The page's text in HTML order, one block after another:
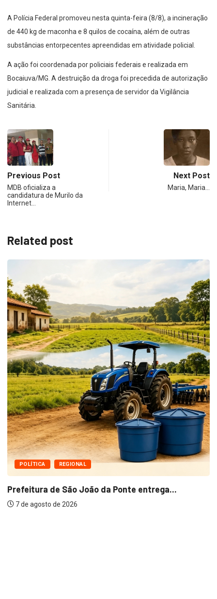
A Polícia Federal promoveu nesta quinta-feira (8/8), a incineração
de 440 kg de maconha e 8 quilos de cocaína, além de outras
substâncias entorpecentes apreendidas em atividade policial.
A ação foi coordenada por policiais federais e realizada em
Bocaiuva/MG. A destruição da droga foi precedida de autorização
judicial e realizada com a presença de servidor da Vigilância
Sanitária.
Previous Post
MDB oficializa a
candidatura de Murilo da
Internet…
Next Post
Maria, Maria…
Related post